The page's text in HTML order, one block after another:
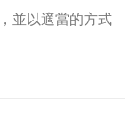
並以適當的方式